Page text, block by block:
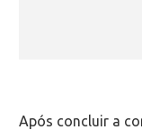
Após concluir a